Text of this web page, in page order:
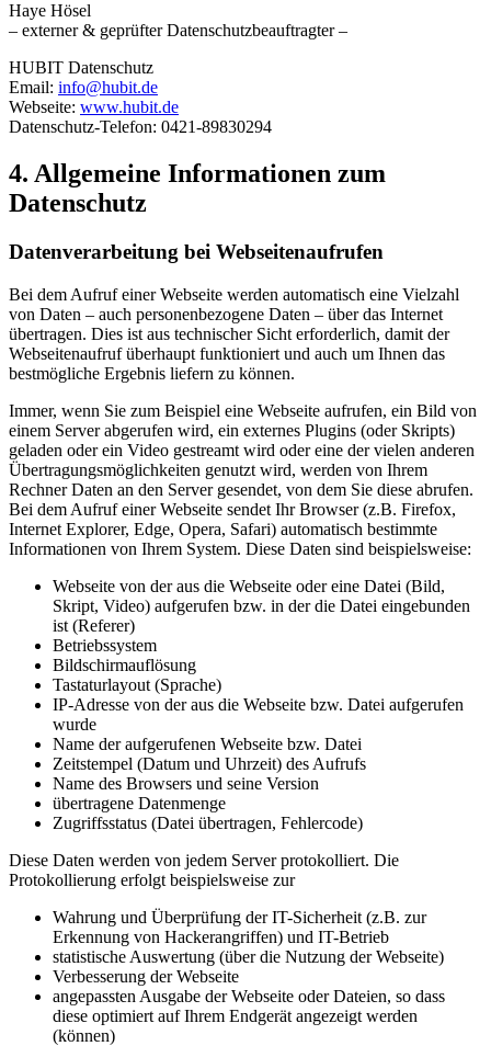
Haye Hösel
– externer & geprüfter Datenschutzbeauftragter –
HUBIT Datenschutz
Email: info@hubit.de
Webseite: www.hubit.de
Datenschutz-Telefon: 0421-89830294
4. Allgemeine Informationen zum
Datenschutz
Datenverarbeitung bei Webseitenaufrufen
Bei dem Aufruf einer Webseite werden automatisch eine Vielzahl
von Daten – auch personenbezogene Daten – über das Internet
übertragen. Dies ist aus technischer Sicht erforderlich, damit der
Webseitenaufruf überhaupt funktioniert und auch um Ihnen das
bestmögliche Ergebnis liefern zu können.
Immer, wenn Sie zum Beispiel eine Webseite aufrufen, ein Bild von
einem Server abgerufen wird, ein externes Plugins (oder Skripts)
geladen oder ein Video gestreamt wird oder eine der vielen anderen
Übertragungsmöglichkeiten genutzt wird, werden von Ihrem
Rechner Daten an den Server gesendet, von dem Sie diese abrufen.
Bei dem Aufruf einer Webseite sendet Ihr Browser (z.B. Firefox,
Internet Explorer, Edge, Opera, Safari) automatisch bestimmte
Informationen von Ihrem System. Diese Daten sind beispielsweise:
Webseite von der aus die Webseite oder eine Datei (Bild,
Skript, Video) aufgerufen bzw. in der die Datei eingebunden
ist (Referer)
Betriebssystem
Bildschirmauflösung
Tastaturlayout (Sprache)
IP-Adresse von der aus die Webseite bzw. Datei aufgerufen
wurde
Name der aufgerufenen Webseite bzw. Datei
Zeitstempel (Datum und Uhrzeit) des Aufrufs
Name des Browsers und seine Version
übertragene Datenmenge
Zugriffsstatus (Datei übertragen, Fehlercode)
Diese Daten werden von jedem Server protokolliert. Die
Protokollierung erfolgt beispielsweise zur
Wahrung und Überprüfung der IT-Sicherheit (z.B. zur
Erkennung von Hackerangriffen) und IT-Betrieb
statistische Auswertung (über die Nutzung der Webseite)
Verbesserung der Webseite
angepassten Ausgabe der Webseite oder Dateien, so dass
diese optimiert auf Ihrem Endgerät angezeigt werden
(können)